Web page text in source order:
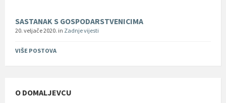
SASTANAK S GOSPODARSTVENICIMA
20. veljače 2020. in Zadnje vijesti
VIŠE POSTOVA
O DOMALJEVCU